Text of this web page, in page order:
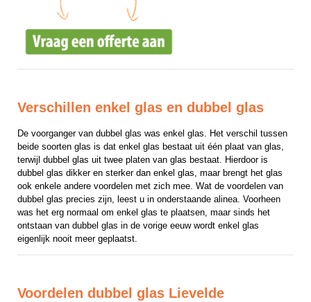
Verschillen enkel glas en dubbel glas
De voorganger van dubbel glas was enkel glas. Het verschil tussen
beide soorten glas is dat enkel glas bestaat uit één plaat van glas,
terwijl dubbel glas uit twee platen van glas bestaat. Hierdoor is
dubbel glas dikker en sterker dan enkel glas, maar brengt het glas
ook enkele andere voordelen met zich mee. Wat de voordelen van
dubbel glas precies zijn, leest u in onderstaande alinea. Voorheen
was het erg normaal om enkel glas te plaatsen, maar sinds het
ontstaan van dubbel glas in de vorige eeuw wordt enkel glas
eigenlijk nooit meer geplaatst.
Voordelen dubbel glas Lievelde